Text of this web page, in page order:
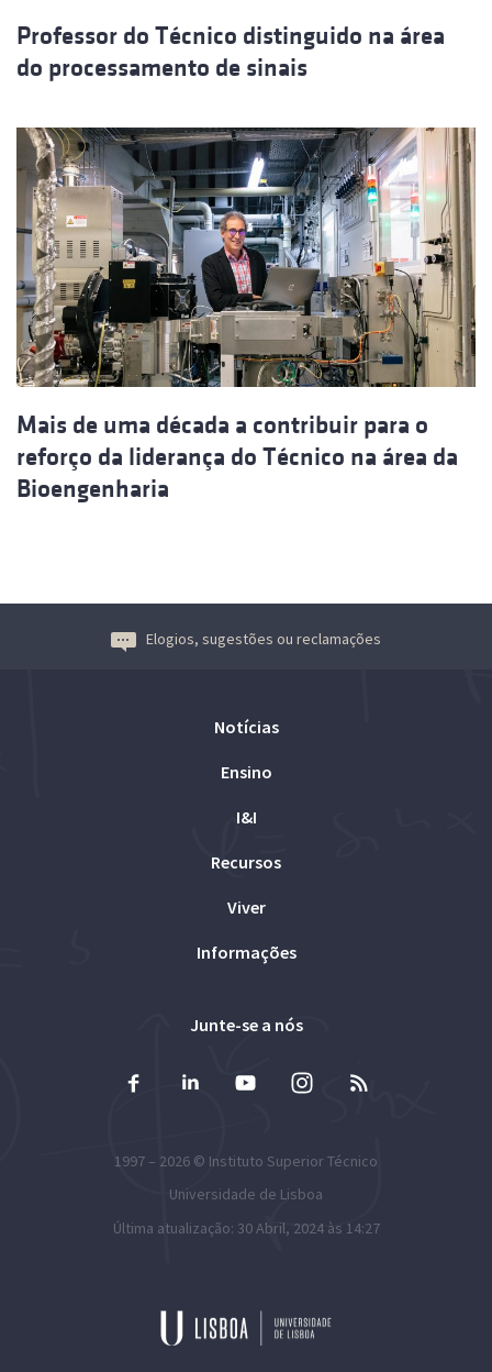
Professor do Técnico distinguido na área
do processamento de sinais
Mais de uma década a contribuir para o
reforço da liderança do Técnico na área da
Bioengenharia
Elogios, sugestões ou reclamações
Notícias
Ensino
I&I
Recursos
Viver
Informações
Junte-se a nós
1997 – 2026 © Instituto Superior Técnico
Universidade de Lisboa
Última atualização: 30 Abril, 2024 às 14:27